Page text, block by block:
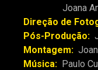
Joana
Direção de
Pós-Produção:
Montagem:
Música: Paulo